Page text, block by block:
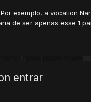
exemplo, a vocation
de ser apenas esse 1
entrar